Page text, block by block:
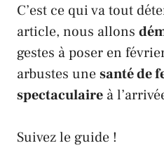
C’est ce qui va tout
article, nous allons
gestes à poser en
arbustes unesanté de
spectaculaire à
Suivez le guide !